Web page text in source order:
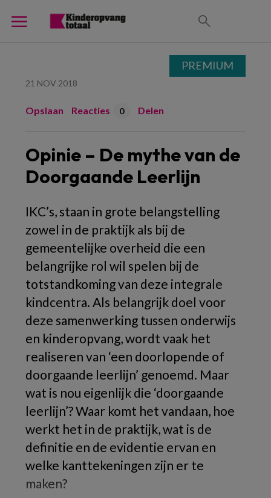
21 NOV 2018
Opslaan Reacties 0 Delen
Opinie – De mythe van de
Doorgaande Leerlijn
IKC’s, staan in grote belangstelling
zowel in de praktijk als bij de
gemeentelijke overheid die een
belangrijke rol wil spelen bij de
totstandkoming van deze integrale
kindcentra. Als belangrijk doel voor
deze samenwerking tussen onderwijs
en kinderopvang, wordt vaak het
realiseren van ‘een doorlopende of
doorgaande leerlijn’ genoemd. Maar
wat is nou eigenlijk die ‘doorgaande
leerlijn’? Waar komt het vandaan, hoe
werkt het in de praktijk, wat is de
definitie en de evidentie ervan en
welke kanttekeningen zijn er te
maken?
PREMIUM